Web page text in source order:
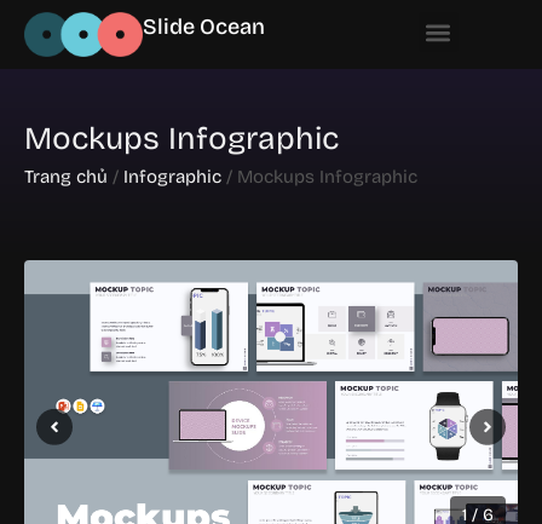
Slide Ocean
Mockups Infographic
Trang chủ / Infographic / Mockups Infographic
1 / 6